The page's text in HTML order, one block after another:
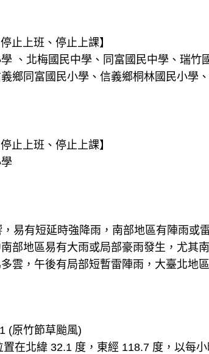
止上班、停止上課】
、北梅國民中學、同富國民中學、瑞竹
鄉同富國民小學、信義鄉桐林國民小學
止上班、停止上課】
易有短延時強降雨，南部地區有陣雨或
部地區易有大雨或局部豪雨發生，尤其
雲，午後有局部短暫雷陣雨，大臺北地
(原竹節草颱風)
在北緯 32.1 度，東經 118.7 度，以每